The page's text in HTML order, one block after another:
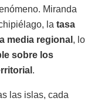
Miranda
la tasa
media regional , lo
sobre los
.
las islas, cada